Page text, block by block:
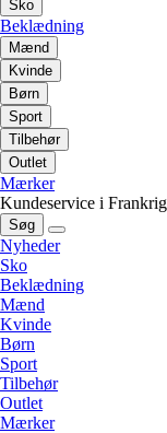
Sko
Beklædning
Mænd
Kvinde
Børn
Sport
Tilbehør
Outlet
Mærker
Kundeservice i Frankrig
Søg
Nyheder
Sko
Beklædning
Mænd
Kvinde
Børn
Sport
Tilbehør
Outlet
Mærker